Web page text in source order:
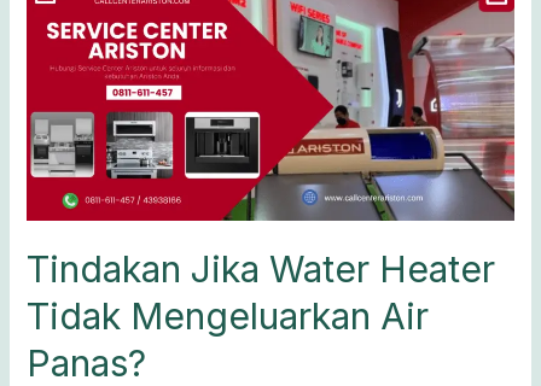
Tindakan Jika Water Heater
Tidak Mengeluarkan Air
Panas?
Water
Heater
Mengeluarkan
Air
Panas?